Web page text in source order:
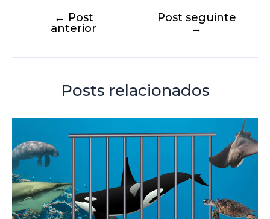
← Post
anterior
Post seguinte
→
Posts relacionados